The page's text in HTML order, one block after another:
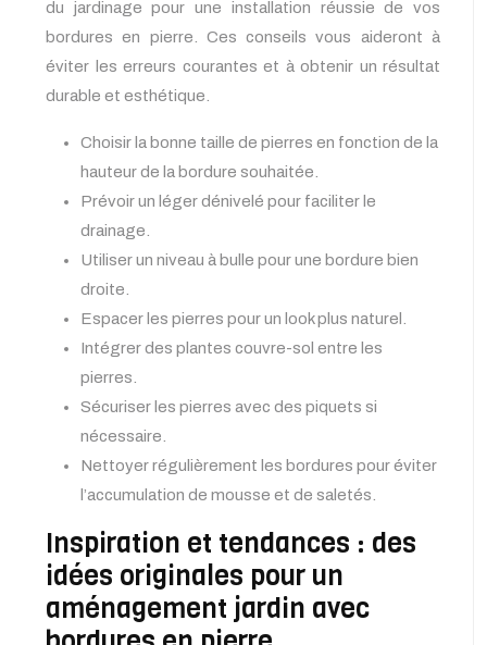
du jardinage pour une installation réussie de vos
bordures en pierre. Ces conseils vous aideront à
éviter les erreurs courantes et à obtenir un résultat
durable et esthétique.
Choisir la bonne taille de pierres en fonction de la
hauteur de la bordure souhaitée.
Prévoir un léger dénivelé pour faciliter le
drainage.
Utiliser un niveau à bulle pour une bordure bien
droite.
Espacer les pierres pour un look plus naturel.
Intégrer des plantes couvre-sol entre les
pierres.
Sécuriser les pierres avec des piquets si
nécessaire.
Nettoyer régulièrement les bordures pour éviter
l’accumulation de mousse et de saletés.
Inspiration et tendances : des
idées originales pour un
aménagement jardin avec